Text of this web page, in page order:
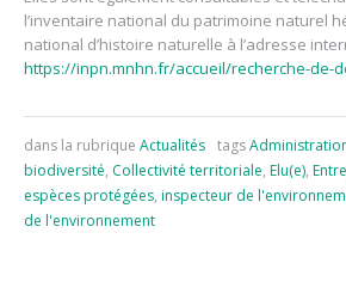
l’inventaire national du patrimoine naturel
national d’histoire naturelle à l’adresse
https://inpn.mnhn.fr/accueil/recherche-de-
dans la rubrique Actualités tags
biodiversité, Collectivité territoriale, Elu(e),
espèces protégées, inspecteur de
de l'environnement